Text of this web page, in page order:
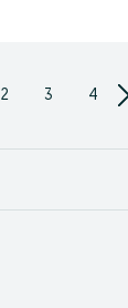
2 3 4